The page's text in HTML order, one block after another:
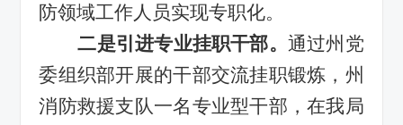
防领域工作人员实现专职化。
二是引进专业挂职干部。 通过州党
委组织部开展的干部交流挂职锻炼，州
消防救援支队一名专业型干部，在我局